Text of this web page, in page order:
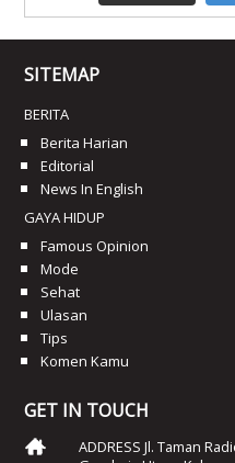
SITEMAP
BERITA
Berita Harian
Editorial
News In English
GAYA HIDUP
Famous Opinion
Mode
Sehat
Ulasan
Tips
Komen Kamu
GET IN TOUCH
ADDRESS Jl. Taman